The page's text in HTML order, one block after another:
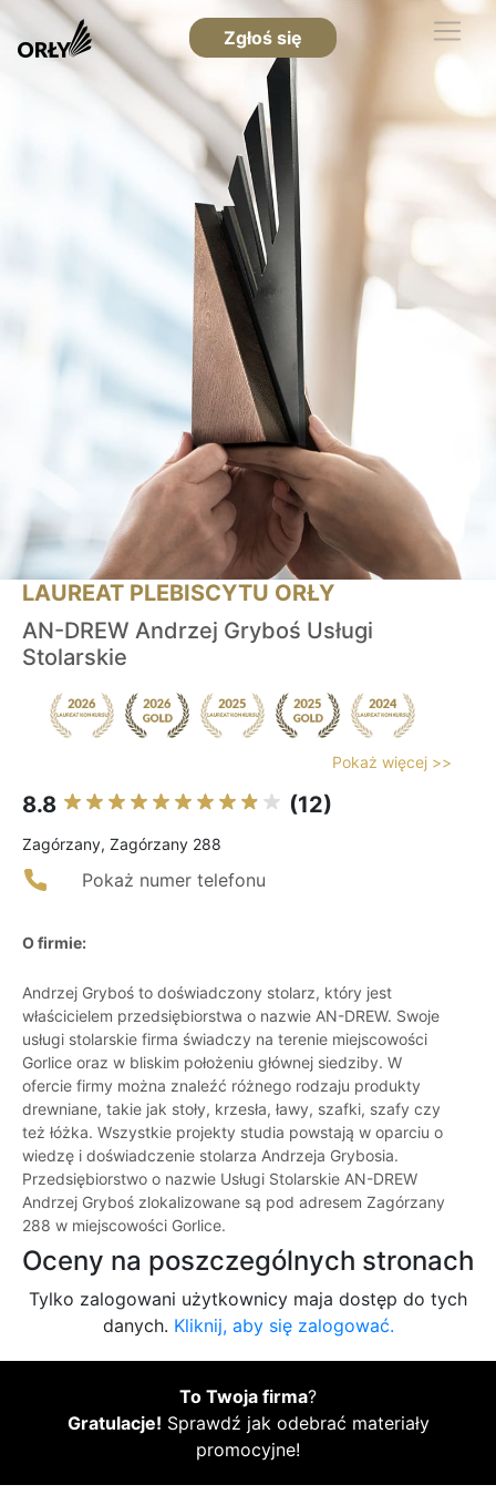
Zgłoś się
LAUREAT PLEBISCYTU ORŁY
AN-DREW Andrzej Gryboś Usługi
Stolarskie
Pokaż więcej >>
8.8 (12)
Zagórzany, Zagórzany 288
Pokaż numer telefonu
O firmie:
Andrzej Gryboś to doświadczony stolarz, który jest
właścicielem przedsiębiorstwa o nazwie AN-DREW. Swoje
usługi stolarskie firma świadczy na terenie miejscowości
Gorlice oraz w bliskim położeniu głównej siedziby. W
ofercie firmy można znaleźć różnego rodzaju produkty
drewniane, takie jak stoły, krzesła, ławy, szafki, szafy czy
też łóżka. Wszystkie projekty studia powstają w oparciu o
wiedzę i doświadczenie stolarza Andrzeja Grybosia.
Przedsiębiorstwo o nazwie Usługi Stolarskie AN-DREW
Andrzej Gryboś zlokalizowane są pod adresem Zagórzany
288 w miejscowości Gorlice.
Oceny na poszczególnych stronach
Tylko zalogowani użytkownicy maja dostęp do tych
danych. Kliknij, aby się zalogować.
To Twoja firma?
Gratulacje! Sprawdź jak odebrać materiały
promocyjne!